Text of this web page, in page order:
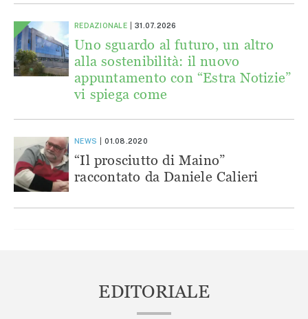
REDAZIONALE 31.07.2026
Uno sguardo al futuro, un altro
alla sostenibilità: il nuovo
appuntamento con “Estra Notizie”
vi spiega come
NEWS 01.08.2020
“Il prosciutto di Maino”
raccontato da Daniele Calieri
EDITORIALE